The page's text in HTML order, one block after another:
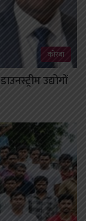
कोरबा
उद्योगों